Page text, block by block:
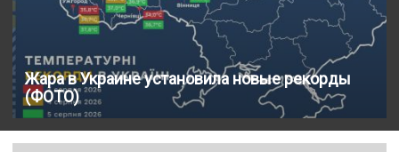
Жара в Украине установила новые рекорды
(ФОТО)